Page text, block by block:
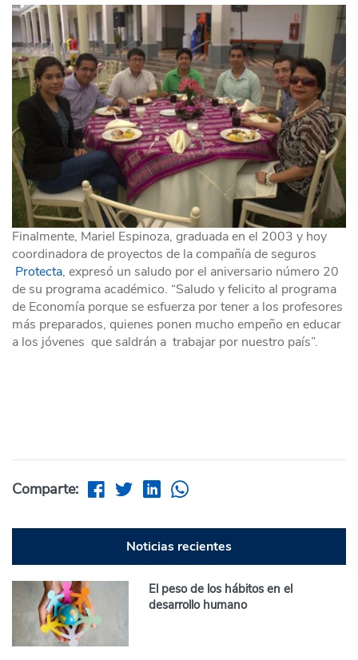
Finalmente, Mariel Espinoza, graduada en el 2003 y hoy
coordinadora de proyectos de la compañía de seguros
Protecta, expresó un saludo por el aniversario número 20
de su programa académico. “Saludo y felicito al programa
de Economía porque se esfuerza por tener a los profesores
más preparados, quienes ponen mucho empeño en educar
a los jóvenes que saldrán a trabajar por nuestro país”.
Comparte:
Noticias recientes
El peso de los hábitos en el
desarrollo humano